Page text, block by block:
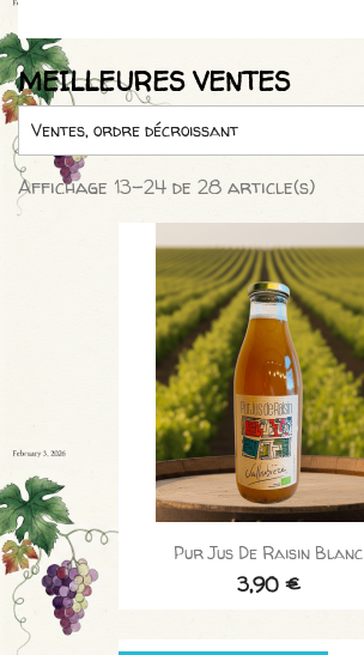
MEILLEURES VENTES
Ventes, ordre décroissant
Affichage 13-24 de 28 article(s)
Pur Jus De Raisin Blanc
3,90 €